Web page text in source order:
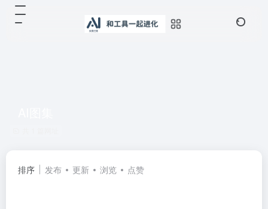
排序 发布 更新 浏览 点赞